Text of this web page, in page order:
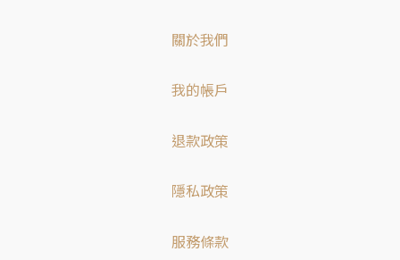
關於我們
我的帳戶
退款政策
隱私政策
服務條款